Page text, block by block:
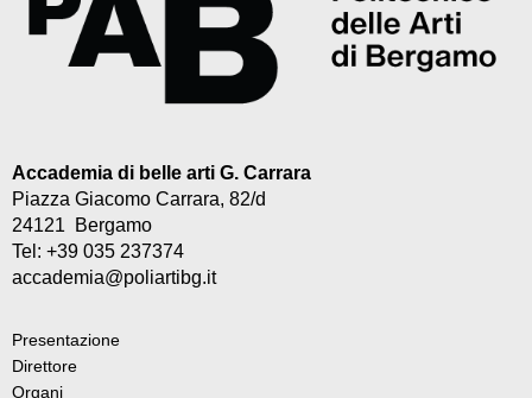
Accademia di belle arti G. Carrara
Piazza Giacomo Carrara, 82/d
24121 Bergamo
Tel: +39 035 237374
accademia@poliartibg.it
Presentazione
Direttore
Organi